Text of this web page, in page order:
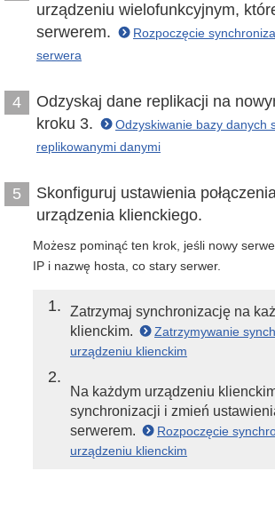
urządzeniu wielofunkcyjnym,
serwerem.
Rozpoczęcie
serwera
4
Odzyskaj dane replikacji na
kroku 3.
Odzyskiwanie bazy danych
replikowanymi danymi
5
Skonfiguruj ustawienia
urządzenia klienckiego.
Możesz pominąć ten krok, jeśli nowy
IP i nazwę hosta, co stary serwer.
1
Zatrzymaj synchronizację na
klienckim.
Zatrzymywanie
urządzeniu klienckim
2
Na każdym urządzeniu
synchronizacji i zmień
serwerem.
Rozpoczęcie
urządzeniu klienckim